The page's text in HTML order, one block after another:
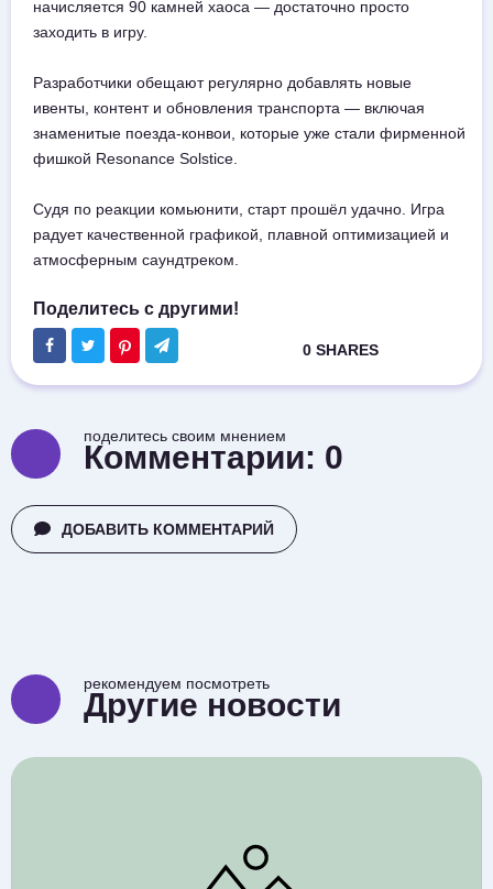
начисляется 90 камней хаоса — достаточно просто
заходить в игру.
Разработчики обещают регулярно добавлять новые
ивенты, контент и обновления транспорта — включая
знаменитые поезда-конвои, которые уже стали фирменной
фишкой Resonance Solstice.
Судя по реакции комьюнити, старт прошёл удачно. Игра
радует качественной графикой, плавной оптимизацией и
атмосферным саундтреком.
поделитесь своим мнением
Комментарии: 0
ДОБАВИТЬ КОММЕНТАРИЙ
рекомендуем посмотреть
Другие новости